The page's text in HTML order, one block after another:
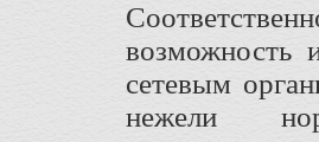
возможность
сетевым
нежели